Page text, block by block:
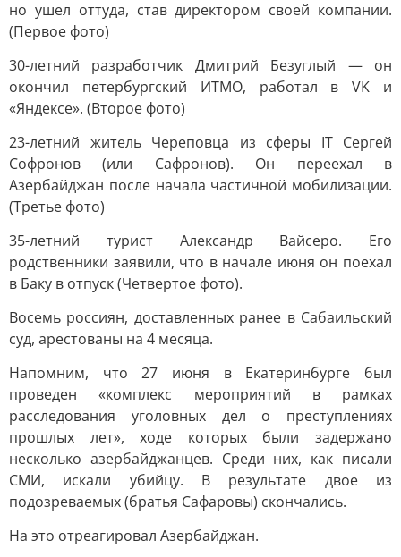
но ушел оттуда, став директором своей компании.
(Первое фото)
30-летний разработчик Дмитрий Безуглый — он
окончил петербургский ИТМО, работал в VK и
«Яндексе». (Второе фото)
23-летний житель Череповца из сферы IT Сергей
Софронов (или Сафронов). Он переехал в
Азербайджан после начала частичной мобилизации.
(Третье фото)
35-летний турист Александр Вайсеро. Его
родственники заявили, что в начале июня он поехал
в Баку в отпуск (Четвертое фото).
Восемь россиян, доставленных ранее в Сабаильский
суд, арестованы на 4 месяца.
Напомним, что 27 июня в Екатеринбурге был
проведен «комплекс мероприятий в рамках
расследования уголовных дел о преступлениях
прошлых лет», ходе которых были задержано
несколько азербайджанцев. Среди них, как писали
СМИ, искали убийцу. В результате двое из
подозреваемых (братья Сафаровы) скончались.
На это отреагировал Азербайджан.